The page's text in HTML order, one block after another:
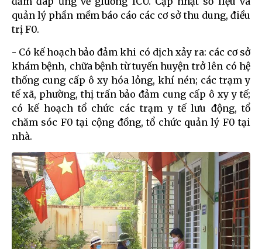
quản lý phần mềm báo cáo các cơ sở thu dung, điều
trị F0.
- Có kế hoạch bảo đảm khi có dịch xảy ra: các cơ sở
khám bệnh, chữa bệnh từ tuyến huyện trở lên có hệ
thống cung cấp ô xy hóa lỏng, khí nén; các trạm y
tế xã, phường, thị trấn bảo đảm cung cấp ô xy y tế;
có kế hoạch tổ chức các trạm y tế lưu động, tổ
chăm sóc F0 tại cộng đồng, tổ chức quản lý F0 tại
nhà.